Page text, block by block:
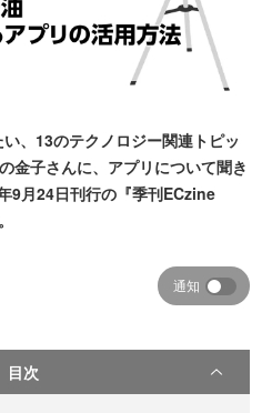
、13のテクノロジー関連トピッ
金子さんに、アプリについて聞き
9月24日刊行の『季刊ECzine
通知
目次